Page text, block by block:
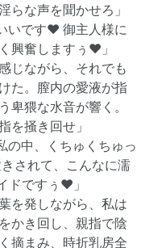
らな声を聞かせろ」
いです♥ 御主人様に
興奮しますぅ♥」
じながら、それでも
た。膣内の愛液が指
猥な水音が響く。
を掻き回せ」
中、くちゅくちゅっ
されて、こんなに濡
ドですぅ♥」
を発しながら、私は
かき回し、親指で陰
摘まみ、時折乳房全